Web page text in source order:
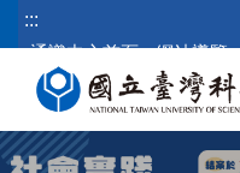
跳
到
內
容
:::
通識中心首頁
網站導覽